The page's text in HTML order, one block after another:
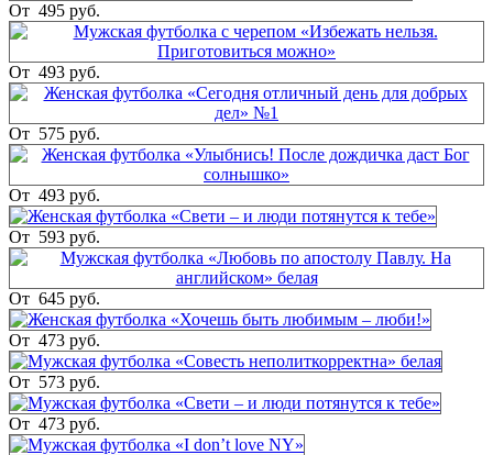
От 495 руб.
От 493 руб.
От 575 руб.
От 493 руб.
От 593 руб.
От 645 руб.
От 473 руб.
От 573 руб.
От 473 руб.